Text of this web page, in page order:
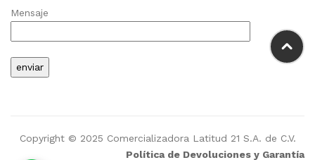
Mensaje
Copyright © 2025 Comercializadora Latitud 21 S.A. de C.V.
Política de Devoluciones y Garantía